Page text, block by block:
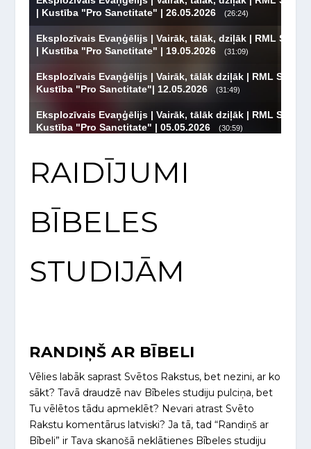
RAIDĪJUMI
BĪBELES
STUDIJĀM
RANDIŅŠ AR BĪBELI
Vēlies labāk saprast Svētos Rakstus, bet nezini, ar ko
sākt? Tavā draudzē nav Bībeles studiju pulciņa, bet
Tu vēlētos tādu apmeklēt? Nevari atrast Svēto
Rakstu komentārus latviski? Ja tā, tad “Randiņš ar
Bībeli” ir Tava skanošā neklātienes Bībeles studiju